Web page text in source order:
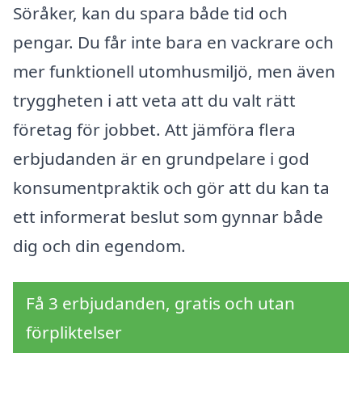
Söråker, kan du spara både tid och
pengar. Du får inte bara en vackrare och
mer funktionell utomhusmiljö, men även
tryggheten i att veta att du valt rätt
företag för jobbet. Att jämföra flera
erbjudanden är en grundpelare i god
konsumentpraktik och gör att du kan ta
ett informerat beslut som gynnar både
dig och din egendom.
Få 3 erbjudanden, gratis och utan
förpliktelser